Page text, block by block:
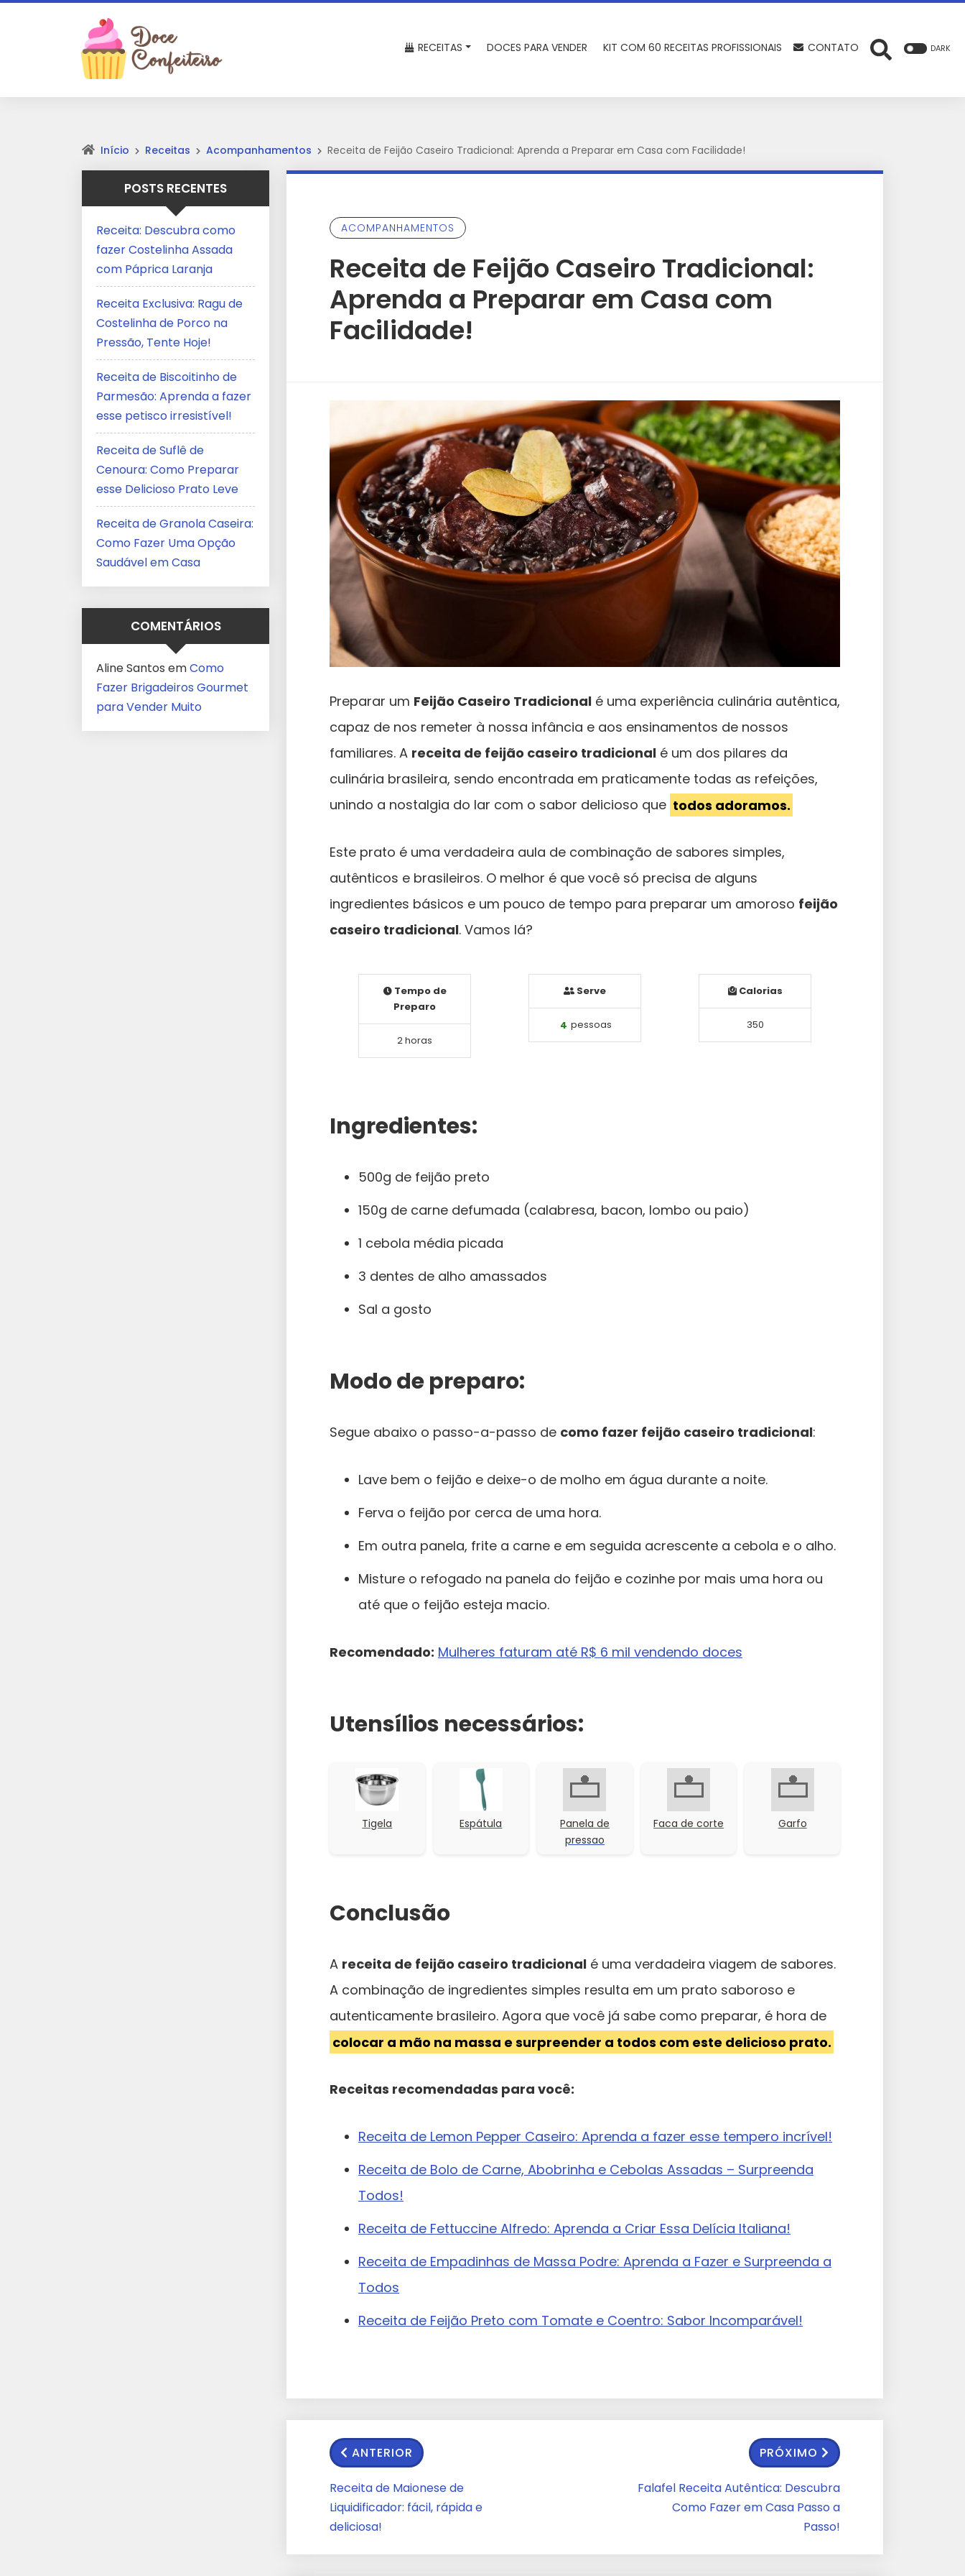
RECEITAS DOCES PARA VENDER KIT COM 60 RECEITAS PROFISSIONAIS CONTATO DARK
Início Receitas Acompanhamentos Receita de Feijão Caseiro Tradicional: Aprenda a Preparar em Casa com Facilidade!
ACOMPANHAMENTOS
Receita de Feijão Caseiro Tradicional:
Aprenda a Preparar em Casa com
Facilidade!
Preparar um Feijão Caseiro Tradicional é uma experiência culinária autêntica,
capaz de nos remeter à nossa infância e aos ensinamentos de nossos
familiares. A receita de feijão caseiro tradicional é um dos pilares da
culinária brasileira, sendo encontrada em praticamente todas as refeições,
unindo a nostalgia do lar com o sabor delicioso que todos adoramos.
Este prato é uma verdadeira aula de combinação de sabores simples,
autênticos e brasileiros. O melhor é que você só precisa de alguns
ingredientes básicos e um pouco de tempo para preparar um amoroso feijão
caseiro tradicional. Vamos lá?
Tempo de
Preparo
2 horas
Serve
4 pessoas
Calorias
350
Ingredientes:
500g de feijão preto
150g de carne defumada (calabresa, bacon, lombo ou paio)
1 cebola média picada
3 dentes de alho amassados
Sal a gosto
Modo de preparo:
Segue abaixo o passo-a-passo de como fazer feijão caseiro tradicional:
Lave bem o feijão e deixe-o de molho em água durante a noite.
Ferva o feijão por cerca de uma hora.
Em outra panela, frite a carne e em seguida acrescente a cebola e o alho.
Misture o refogado na panela do feijão e cozinhe por mais uma hora ou
até que o feijão esteja macio.
Recomendado: Mulheres faturam até R$ 6 mil vendendo doces
Utensílios necessários:
Tigela Espátula
Panela de
pressao
Faca de corte Garfo
Conclusão
A receita de feijão caseiro tradicional é uma verdadeira viagem de sabores.
A combinação de ingredientes simples resulta em um prato saboroso e
autenticamente brasileiro. Agora que você já sabe como preparar, é hora de
colocar a mão na massa e surpreender a todos com este delicioso prato.
Receitas recomendadas para você:
Receita de Lemon Pepper Caseiro: Aprenda a fazer esse tempero incrível!
Receita de Bolo de Carne, Abobrinha e Cebolas Assadas – Surpreenda
Todos!
Receita de Fettuccine Alfredo: Aprenda a Criar Essa Delícia Italiana!
Receita de Empadinhas de Massa Podre: Aprenda a Fazer e Surpreenda a
Todos
Receita de Feijão Preto com Tomate e Coentro: Sabor Incomparável!
ANTERIOR
Receita de Maionese de
Liquidificador: fácil, rápida e
deliciosa!
PRÓXIMO
Falafel Receita Autêntica: Descubra
Como Fazer em Casa Passo a
Passo!
POSTS RECENTES
Receita: Descubra como
fazer Costelinha Assada
com Páprica Laranja
Receita Exclusiva: Ragu de
Costelinha de Porco na
Pressão, Tente Hoje!
Receita de Biscoitinho de
Parmesão: Aprenda a fazer
esse petisco irresistível!
Receita de Suflê de
Cenoura: Como Preparar
esse Delicioso Prato Leve
Receita de Granola Caseira:
Como Fazer Uma Opção
Saudável em Casa
COMENTÁRIOS
Aline Santos emComo
Fazer Brigadeiros Gourmet
para Vender Muito